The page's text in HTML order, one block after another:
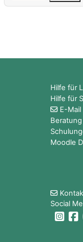
Hilfe für
Hilfe für
E-Mail
Beratung
Moodle
Social